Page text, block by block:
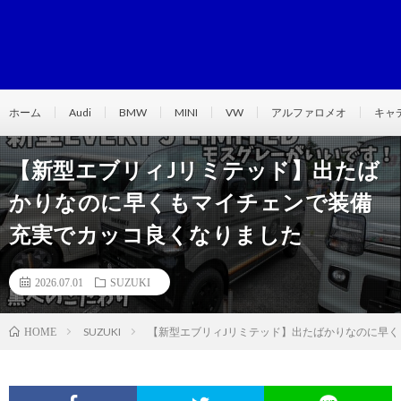
ホーム Audi BMW MINI VW アルファロメオ キャ
【新型エブリィJリミテッド】出たば
かりなのに早くもマイチェンで装備
充実でカッコ良くなりました
2026.07.01 SUZUKI
HOME SUZUKI 【新型エブリィJリミテッド】出たばかりなのに早